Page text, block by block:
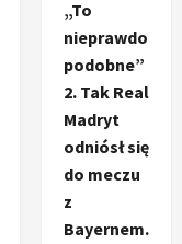
„To
nieprawdo
podobne”
2. Tak Real
Madryt
odniósł się
do meczu
z
Bayernem.